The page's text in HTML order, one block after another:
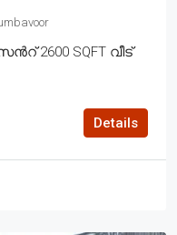
2600 SQFT വീട്
Details